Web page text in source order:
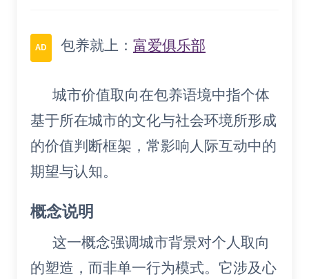
AD 包养就上： 富爱俱乐部
城市价值取向在包养语境中指个体
基于所在城市的文化与社会环境所形成
的价值判断框架，常影响人际互动中的
期望与认知。
概念说明
这一概念强调城市背景对个人取向
的塑造，而非单一行为模式。它涉及心